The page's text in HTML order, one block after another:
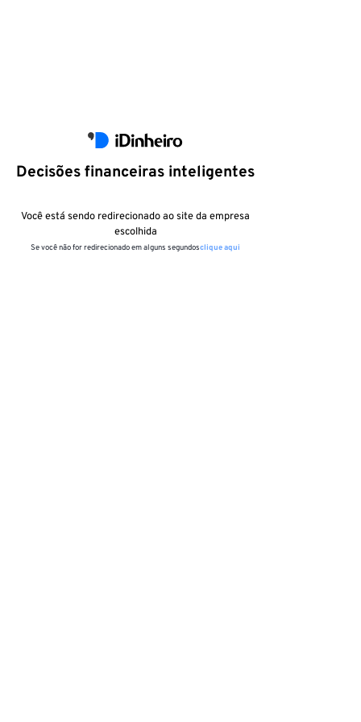
Decisões financeiras inteligentes
Você está sendo redirecionado ao site da empresa
escolhida
Se você não for redirecionado em alguns segundosclique aqui